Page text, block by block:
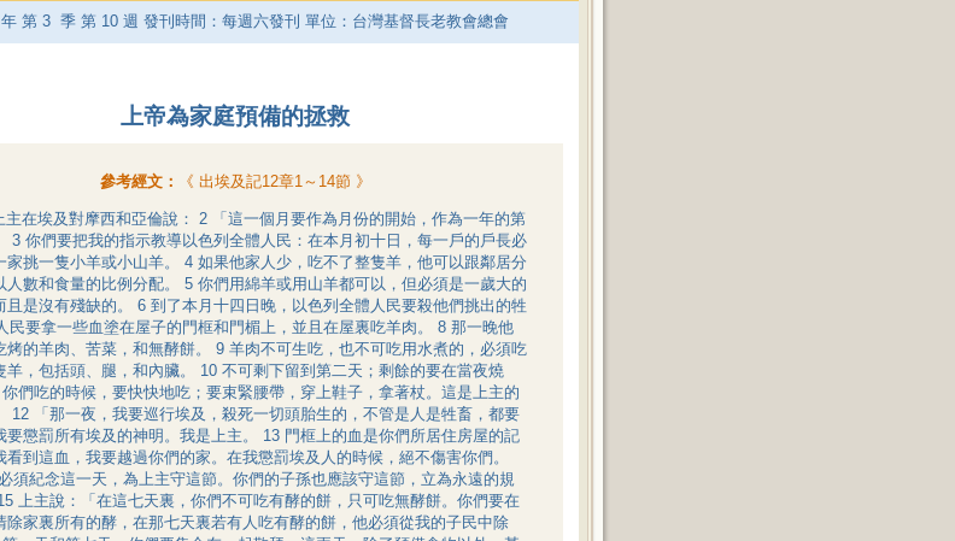
第 3季 第 10週 發刊時間：每週六發刊 單位：台灣基督長老教會總會
上帝為家庭預備的拯救
參考經文： 《 出埃及記12章1～14節 》
主在埃及對摩西和亞倫說： 2 「這一個月要作為月份的開始，作為一年的第
3 你們要把我的指示教導以色列全體人民：在本月初十日，每一戶的戶長必
家挑一隻小羊或小山羊。 4 如果他家人少，吃不了整隻羊，他可以跟鄰居分
人數和食量的比例分配。 5 你們用綿羊或用山羊都可以，但必須是一歲大的
且是沒有殘缺的。 6 到了本月十四日晚，以色列全體人民要殺他們挑出的牲
民要拿一些血塗在屋子的門框和門楣上，並且在屋裏吃羊肉。 8 那一晚他
烤的羊肉、苦菜，和無酵餅。 9 羊肉不可生吃，也不可吃用水煮的，必須吃
羊，包括頭、腿，和內臟。 10 不可剩下留到第二天；剩餘的要在當夜燒
們吃的時候，要快快地吃；要束緊腰帶，穿上鞋子，拿著杖。這是上主的
12 「那一夜，我要巡行埃及，殺死一切頭胎生的，不管是人是牲畜，都要
要懲罰所有埃及的神明。我是上主。 13 門框上的血是你們所居住房屋的記
看到這血，我要越過你們的家。在我懲罰埃及人的時候，絕不傷害你們。
須紀念這一天，為上主守這節。你們的子孫也應該守這節，立為永遠的規
上主說：「在這七天裏，你們不可吃有酵的餅，只可吃無酵餅。你們要在
除家裏所有的酵，在那七天裏若有人吃有酵的餅，他必須從我的子民中除